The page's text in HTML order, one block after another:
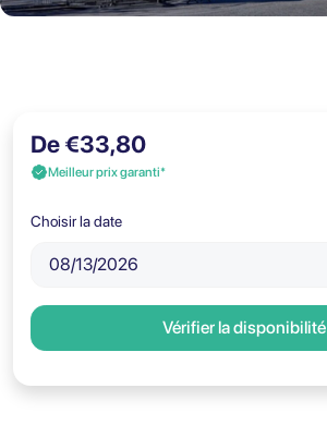
De €33,80
Meilleur prix garanti*
Choisir la date
Vérifier la disponibilité